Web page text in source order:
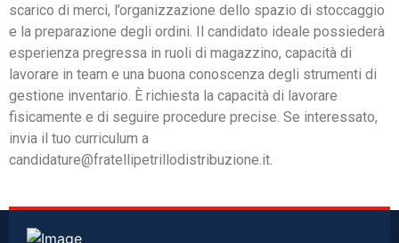
scarico di merci, l’organizzazione dello spazio di stoccaggio
e la preparazione degli ordini. Il candidato ideale possiederà
esperienza pregressa in ruoli di magazzino, capacità di
lavorare in team e una buona conoscenza degli strumenti di
gestione inventario. È richiesta la capacità di lavorare
fisicamente e di seguire procedure precise. Se interessato,
invia il tuo curriculum a
candidature@fratellipetrillodistribuzione.it.